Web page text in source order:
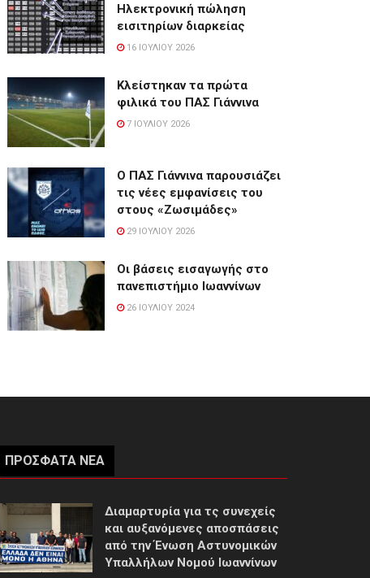
Hλεκτρονική πώληση
εισιτηρίων διαρκείας
16 ΙΟΥΛΊΟΥ 2026
Κλείστηκαν τα πρώτα
φιλικά του ΠΑΣ Γιάννινα
7 ΙΟΥΛΊΟΥ 2026
Ο ΠΑΣ Γιάννινα παρουσιάζει
τις νέες εμφανίσεις του
στους «Ζωσιμάδες»
29 ΙΟΥΛΊΟΥ 2026
Οι βάσεις εισαγωγής στο
πανεπιστήμιο Ιωαννίνων
26 ΙΟΥΛΊΟΥ 2024
ΠΡΌΣΦΑΤΑ ΝΈΑ
Διαμαρτυρία για τς συνεχείς
και αυξανόμενες αποσπάσεις
από την Ένωση Αστυνομικών
Υπαλλήλων Νομού Ιωαννίνων